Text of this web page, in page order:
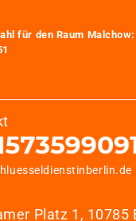
für den Raum Malchow:
Platz 1, 10785